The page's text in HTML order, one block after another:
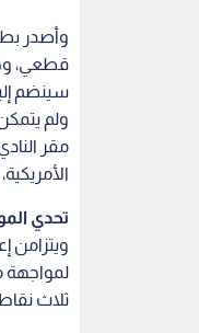
وأصدر
قطعي،
سينضم إلينا بعقد يمتد
مقر
تحدي
ويتزامن
لمواجهة
ثلاث